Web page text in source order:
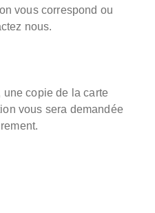
vous correspond ou
nous.
copie de la carte
vous sera demandée